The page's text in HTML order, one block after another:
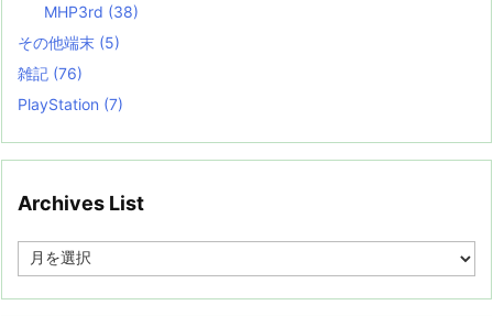
MHP3rd (38)
その他端末 (5)
雑記 (76)
PlayStation (7)
Archives List